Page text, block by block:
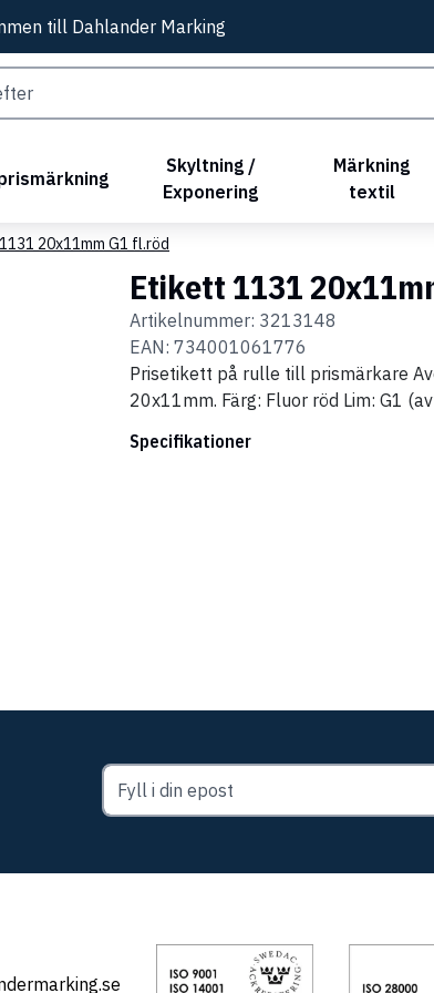
till Dahlander Marking
Skyltning /
Exponering
Märkning
textil
20x11mm G1 fl.röd
Etikett 1131
Artikelnummer: 3213148
EAN: 734001061776
Prisetikett på rulle till prismärkare
20x11mm. Färg: Fluor röd Lim: G1
Specifikationer